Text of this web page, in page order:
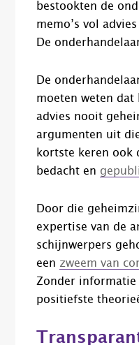
bestookten de
memo’s vol
De
De
moeten weten dat
advies nooit
argumenten uit
kortste keren ook
bedacht en
Door die
expertise van de
schijnwerpers
een zweem van
Zonder informatie
positiefste